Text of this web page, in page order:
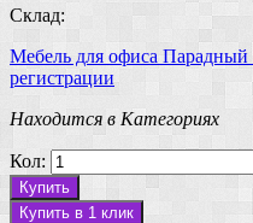
Склад:
Мебель для офиса Парадный
регистрации
Находится в Категориях
Кол:
Купить
Купить в 1 клик